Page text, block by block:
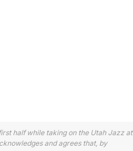
half while taking on the Utah Jazz at
and agrees that, by